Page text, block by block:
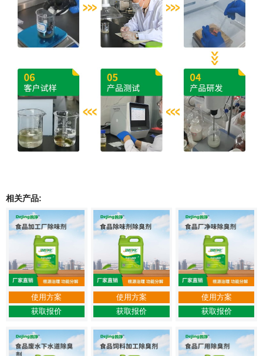
相关产品:
使用方案
获取报价
使用方案
获取报价
使用方案
获取报价